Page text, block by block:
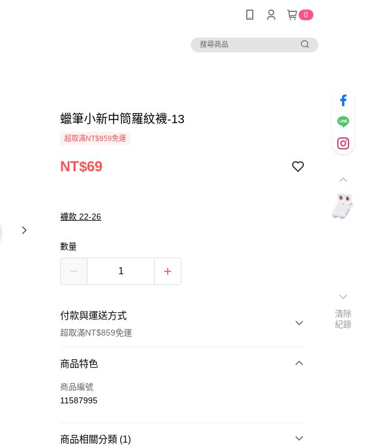
0
蠟筆小新中筒羅紋襪-13
超取滿NT$859免運
NT$69
襪款 22-26
數量
付款與運送方式
超取滿NT$859免運
付款方式
信用卡一次付款
商品特色
商品編號
11587995
商品相關分類 (1)
清除
紀錄